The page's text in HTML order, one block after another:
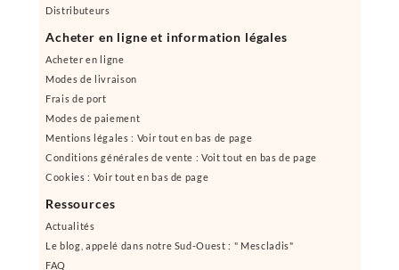
Distributeurs
Acheter en ligne et information légales
Acheter en ligne
Modes de livraison
Frais de port
Modes de paiement
Mentions légales : Voir tout en bas de page
Conditions générales de vente : Voit tout en bas de page
Cookies : Voir tout en bas de page
Ressources
Actualités
Le blog, appelé dans notre Sud-Ouest : " Mescladis"
FAQ